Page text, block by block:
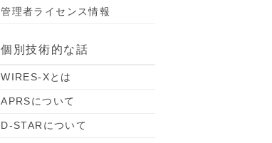
管理者ライセンス情報
個別技術的な話
WIRES-Xとは
APRSについて
D-STARについて